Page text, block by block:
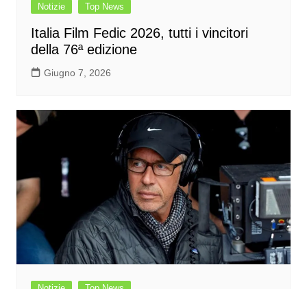
Notizie Top News
Italia Film Fedic 2026, tutti i vincitori
della 76ª edizione
Giugno 7, 2026